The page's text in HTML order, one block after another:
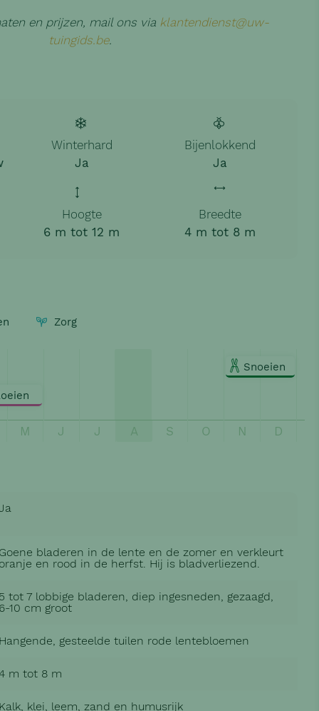
en prijzen, mail ons via klantendienst@uw-
tuingids.be.
Winterhard
Ja
Bijenlokkend
Ja
Hoogte
6 m tot 12 m
Breedte
4 m tot 8 m
Zorg
Snoeien
M J J A S O N D
Goene bladeren in de lente en de zomer en verkleurt
oranje en rood in de herfst. Hij is bladverliezend.
5 tot 7 lobbige bladeren, diep ingesneden, gezaagd,
6-10 cm groot
Hangende, gesteelde tuilen rode lentebloemen
m tot 8 m
Kalk, klei, leem, zand en humusrijk